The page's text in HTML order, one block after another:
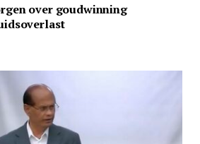
over goudwinning